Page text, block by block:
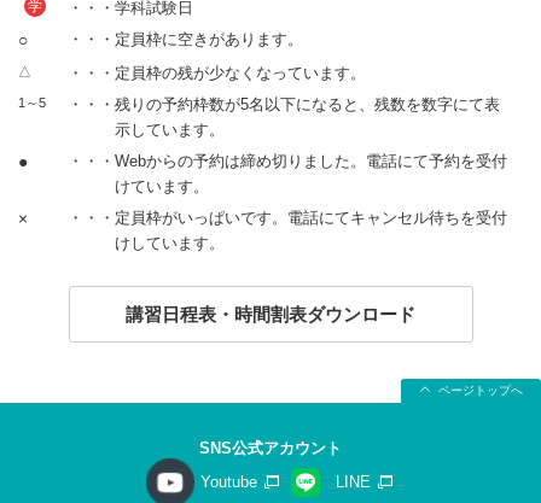
学 ・・・学科試験日
○ ・・・定員枠に空きがあります。
△ ・・・定員枠の残が少なくなっています。
1～5
・・・残りの予約枠数が5名以下になると、残数を数字にて表
示しています。
●
・・・Webからの予約は締め切りました。電話にて予約を受付
けています。
×
・・・定員枠がいっぱいです。電話にてキャンセル待ちを受付
けしています。
講習日程表・時間割表ダウンロード
ページトップへ
SNS公式アカウント
Youtube
LINE